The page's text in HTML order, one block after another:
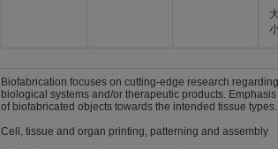
Biofabrication focuses on cutting-edge research
biological systems and/or therapeutic products.
of biofabricated objects towards the intended tissue
Cell, tissue and organ printing, patterning and assembly